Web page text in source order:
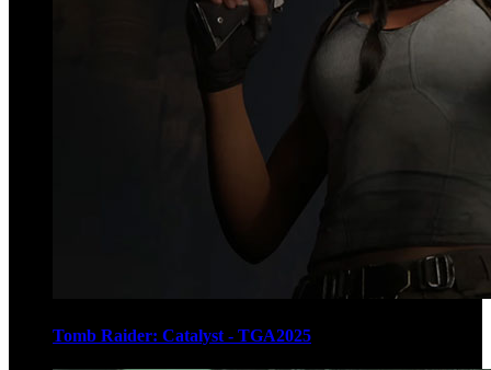
Tomb Raider: Catalyst - TGA2025